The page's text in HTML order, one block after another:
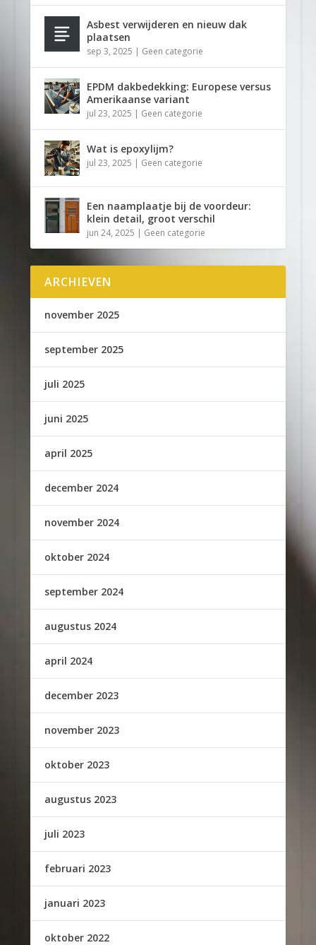
Asbest verwijderen en nieuw dak
plaatsen
sep 3, 2025 | Geen categorie
EPDM dakbedekking: Europese versus
Amerikaanse variant
jul 23, 2025 | Geen categorie
Wat is epoxylijm?
jul 23, 2025 | Geen categorie
Een naamplaatje bij de voordeur:
klein detail, groot verschil
jun 24, 2025 | Geen categorie
ARCHIEVEN
november 2025
september 2025
juli 2025
juni 2025
april 2025
december 2024
november 2024
oktober 2024
september 2024
augustus 2024
april 2024
december 2023
november 2023
oktober 2023
augustus 2023
juli 2023
februari 2023
januari 2023
oktober 2022